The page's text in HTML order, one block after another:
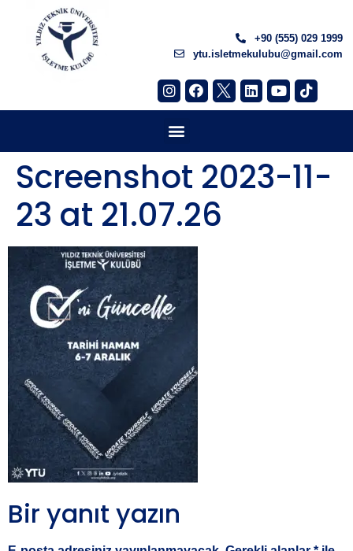
+90 (555) 029 1999
ytu.isletmekulubu@gmail.com
Screenshot 2023-11-
23 at 21.07.26
Bir yanıt yazın